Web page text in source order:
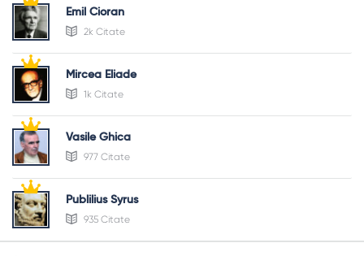
Emil Cioran
2k Citate
Mircea Eliade
1k Citate
Vasile Ghica
977 Citate
Publilius Syrus
935 Citate